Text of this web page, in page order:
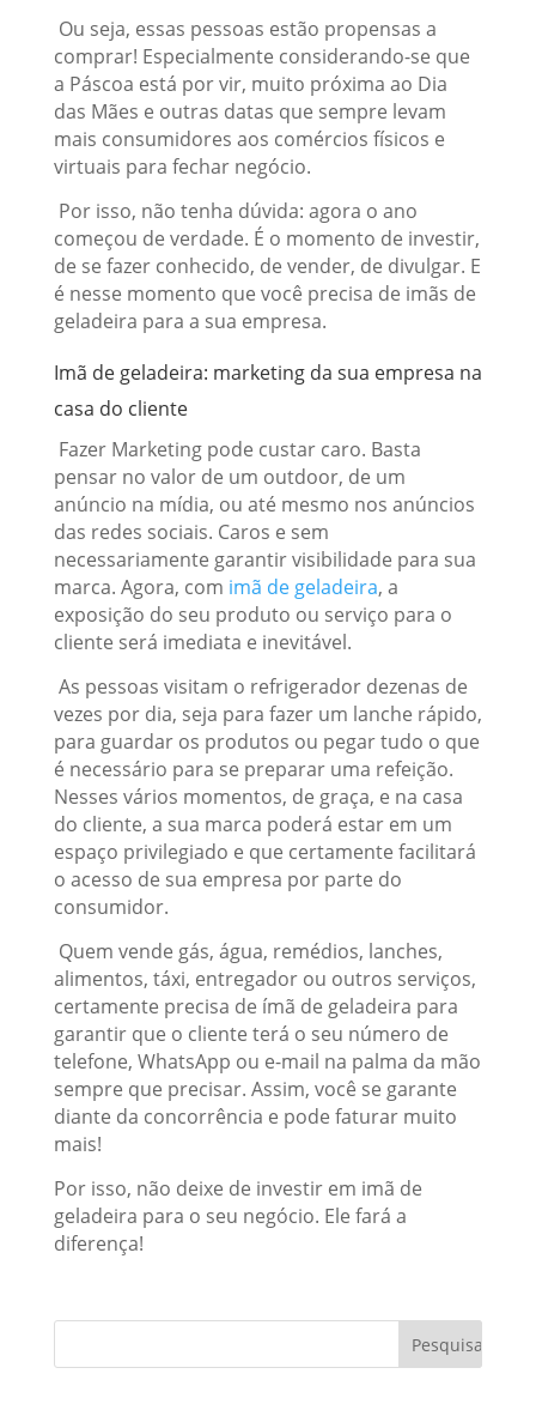
Ou seja, essas pessoas estão propensas a
comprar! Especialmente considerando-se que
a Páscoa está por vir, muito próxima ao Dia
das Mães e outras datas que sempre levam
mais consumidores aos comércios físicos e
virtuais para fechar negócio.
Por isso, não tenha dúvida: agora o ano
começou de verdade. É o momento de investir,
de se fazer conhecido, de vender, de divulgar. E
é nesse momento que você precisa de imãs de
geladeira para a sua empresa.
Imã de geladeira: marketing da sua empresa na
casa do cliente
Fazer Marketing pode custar caro. Basta
pensar no valor de um outdoor, de um
anúncio na mídia, ou até mesmo nos anúncios
das redes sociais. Caros e sem
necessariamente garantir visibilidade para sua
marca. Agora, com imã de geladeira, a
exposição do seu produto ou serviço para o
cliente será imediata e inevitável.
As pessoas visitam o refrigerador dezenas de
vezes por dia, seja para fazer um lanche rápido,
para guardar os produtos ou pegar tudo o que
é necessário para se preparar uma refeição.
Nesses vários momentos, de graça, e na casa
do cliente, a sua marca poderá estar em um
espaço privilegiado e que certamente facilitará
o acesso de sua empresa por parte do
consumidor.
Quem vende gás, água, remédios, lanches,
alimentos, táxi, entregador ou outros serviços,
certamente precisa de ímã de geladeira para
garantir que o cliente terá o seu número de
telefone, WhatsApp ou e-mail na palma da mão
sempre que precisar. Assim, você se garante
diante da concorrência e pode faturar muito
mais!
Por isso, não deixe de investir em imã de
geladeira para o seu negócio. Ele fará a
diferença!